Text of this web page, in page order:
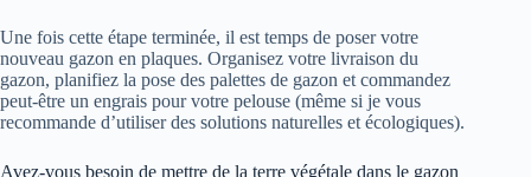
Une fois cette étape terminée, il est temps de poser votre
nouveau gazon en plaques. Organisez votre livraison du
gazon, planifiez la pose des palettes de gazon et commandez
peut-être un engrais pour votre pelouse (même si je vous
recommande d’utiliser des solutions naturelles et écologiques).
Avez-vous besoin de mettre de la terre végétale dans le gazon